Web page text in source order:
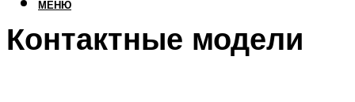
МЕНЮ
Контактные модели